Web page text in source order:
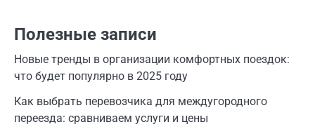
Полезные записи
Новые тренды в организации комфортных поездок:
что будет популярно в 2025 году
Как выбрать перевозчика для междугородного
переезда: сравниваем услуги и цены